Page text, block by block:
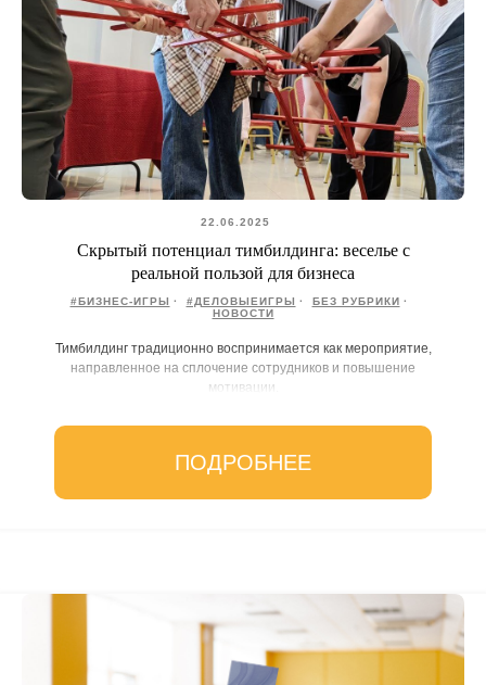
22.06.2025
Скрытый потенциал тимбилдинга: веселье с
реальной пользой для бизнеса
#БИЗНЕС-ИГРЫ #ДЕЛОВЫЕИГРЫ
БЕЗ РУБРИКИ
НОВОСТИ
Тимбилдинг традиционно воспринимается как мероприятие,
направленное на сплочение сотрудников и повышение
мотивации.
ПОДРОБНЕЕ